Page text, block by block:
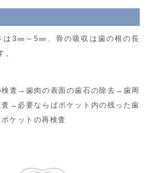
は3㎜～5㎜、骨の吸収は歯の根の長
。
検査→歯肉の表面の歯石の除去→歯周
査→必要ならばポケット内の残った歯
ケットの再検査